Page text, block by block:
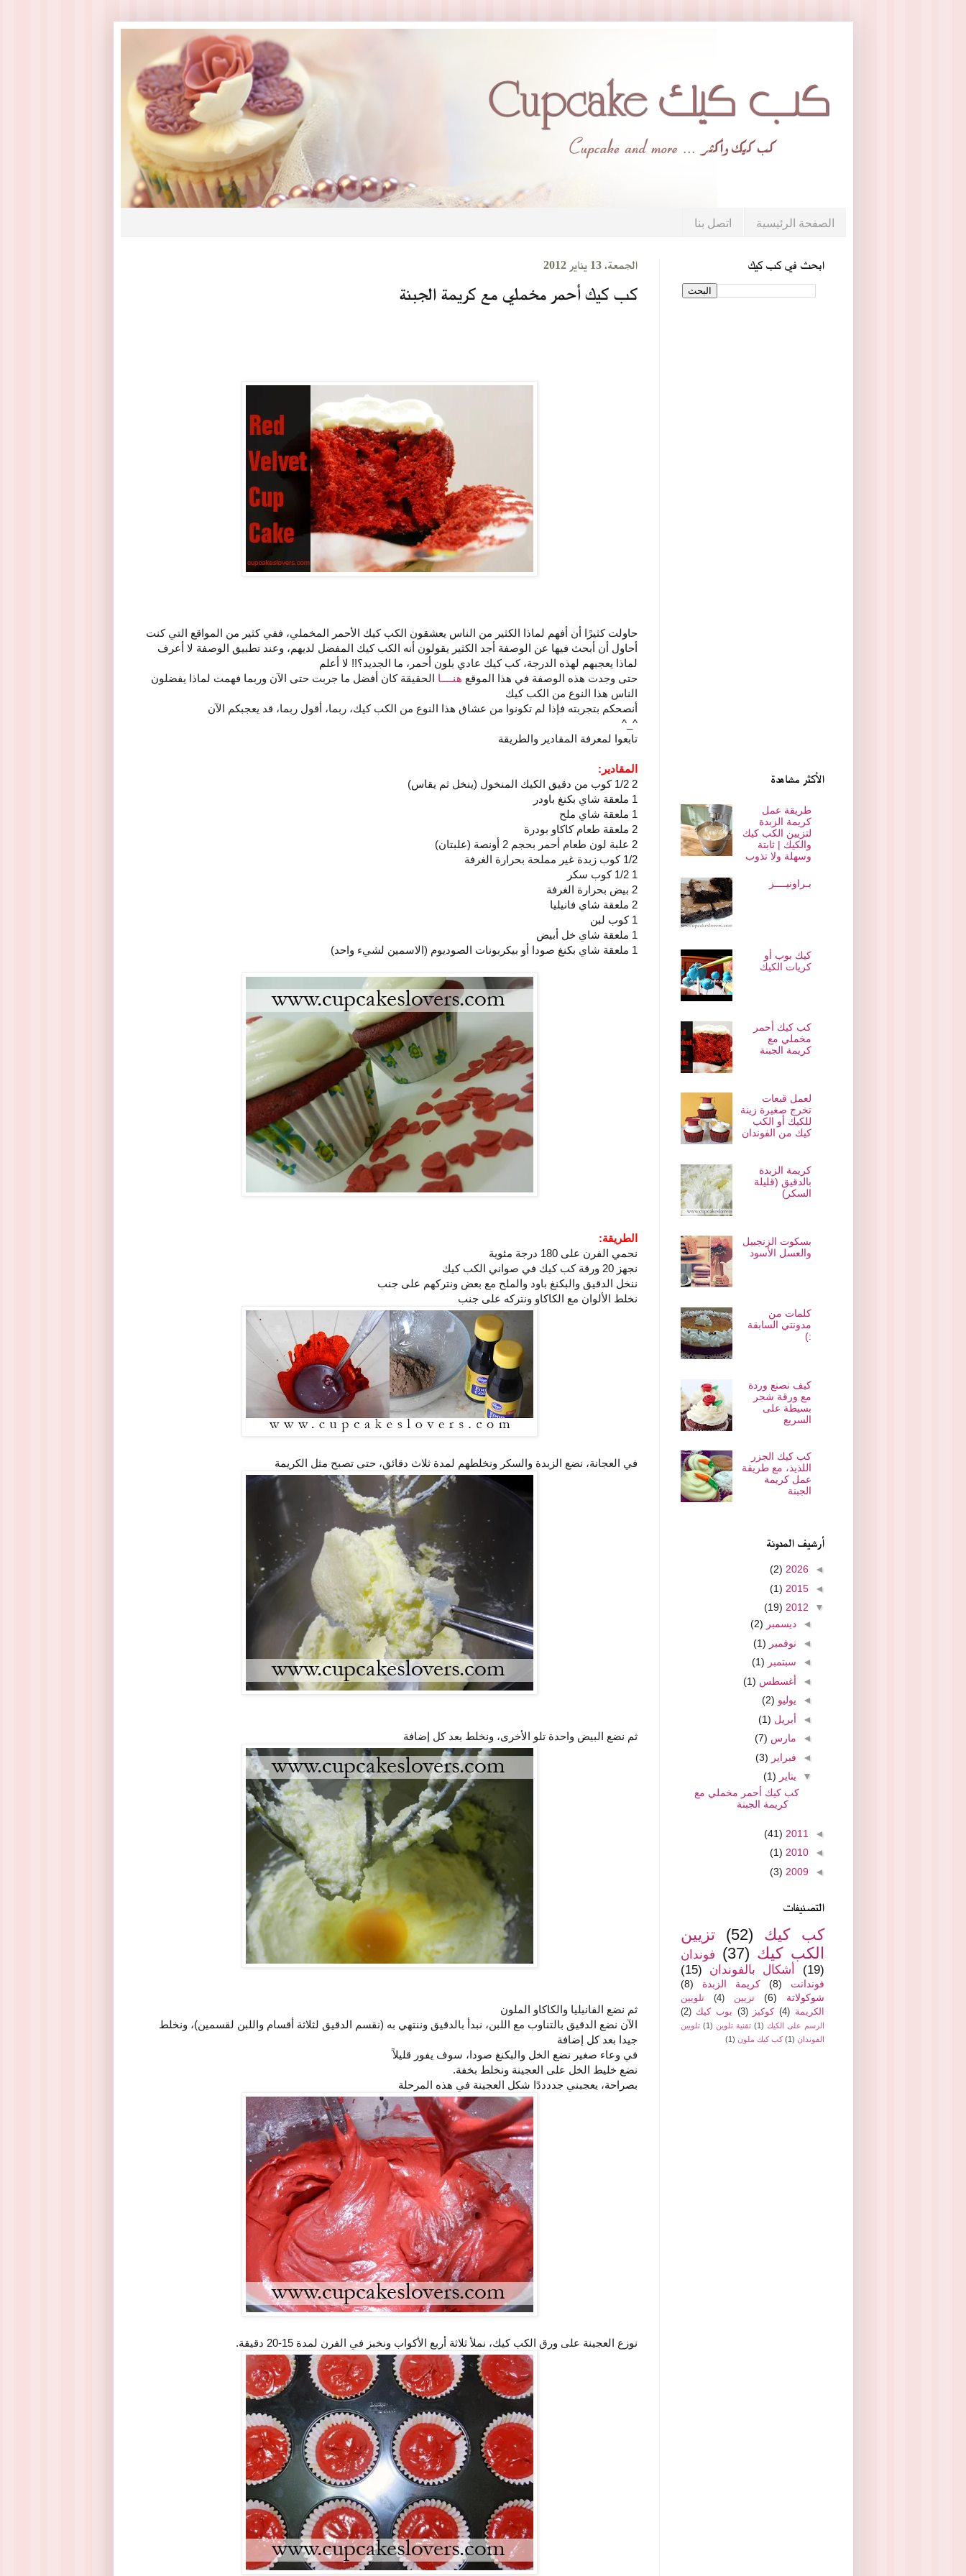
الصفحة الرئيسية اتصل بنا
الجمعة، 13 يناير 2012
كب كيك أحمر مخملي مع كريمة الجبنة
حاولت كثيرًا أن أفهم لماذا الكثير من الناس يعشقون الكب كيك الأحمر المخملي، ففي كثير من المواقع التي كنت
أحاول أن أبحث فيها عن الوصفة أجد الكثير يقولون أنه الكب كيك المفضل لديهم، وعند تطبيق الوصفة لا أعرف
لماذا يعجبهم لهذه الدرجة، كب كيك عادي بلون أحمر، ما الجديد؟!! لا أعلم
حتى وجدت هذه الوصفة في هذا الموقع هنــــا الحقيقة كان أفضل ما جربت حتى الآن وربما فهمت لماذا يفضلون
الناس هذا النوع من الكب كيك
أنصحكم بتجربته فإذا لم تكونوا من عشاق هذا النوع من الكب كيك، ربما، أقول ربما، قد يعجبكم الآن
^_^
تابعوا لمعرفة المقادير والطريقة
المقادير:
2 1/2 كوب من دقيق الكيك المنخول (ينخل ثم يقاس)
1 ملعقة شاي بكنغ باودر
1 ملعقة شاي ملح
2 ملعقة طعام كاكاو بودرة
2 علبة لون طعام أحمر بحجم 2 أونصة (علبتان)
1/2 كوب زبدة غير مملحة بحرارة الغرفة
1 1/2 كوب سكر
2 بيض بحرارة الغرفة
2 ملعقة شاي فانيليا
1 كوب لبن
1 ملعقة شاي خل أبيض
1 ملعقة شاي بكنغ صودا أو بيكربونات الصوديوم (الاسمين لشيء واحد)
الطريقة:
نحمي الفرن على 180 درجة مئوية
نجهز 20 ورقة كب كيك في صواني الكب كيك
ننخل الدقيق والبكنغ باود والملح مع بعض ونتركهم على جنب
نخلط الألوان مع الكاكاو ونتركه على جنب
في العجانة، نضع الزبدة والسكر ونخلطهم لمدة ثلاث دقائق، حتى تصبح مثل الكريمة
ثم نضع البيض واحدة تلو الأخرى، ونخلط بعد كل إضافة
ثم نضع الفانيليا والكاكاو الملون
الآن نضع الدقيق بالتناوب مع اللبن، نبدأ بالدقيق وننتهي به (نقسم الدقيق لثلاثة أقسام واللبن لقسمين)، ونخلط
جيدا بعد كل إضافة
في وعاء صغير نضع الخل والبكنغ صودا، سوف يفور قليلاً
نضع خليط الخل على العجينة ونخلط بخفة.
بصراحة، يعجبني جددددًا شكل العجينة في هذه المرحلة
نوزع العجينة على ورق الكب كيك، نملأ ثلاثة أربع الأكواب ونخبز في الفرن لمدة 15-20 دقيقة.
ابحث في كب كيك
الأكثر مشاهدة
طريقة عمل
كريمة الزبدة
لتزيين الكب كيك
والكيك | ثابتة
وسهلة ولا تذوب
بـراونيــــز
كيك بوب أو
كريات الكيك
كب كيك أحمر
مخملي مع
كريمة الجبنة
لعمل قبعات
تخرج صغيرة زينة
للكيك أو الكب
كيك من الفوندان
كريمة الزبدة
بالدقيق (قليلة
السكر)
بسكوت الزنجبيل
والعسل الأسود
كلمات من
مدونتي السابقة
:)
كيف نصنع وردة
مع ورقة شجر
بسيطة على
السريع
كب كيك الجزر
اللذيذ، مع طريقة
عمل كريمة
الجبنة
أرشيف المدونة
◄
2026
(2)
◄
2015
(1)
▼
2012
(19)
◄ديسمبر (2)
◄ نوفمبر (1)
◄ سبتمبر (1)
◄ أغسطس (1)
◄ يوليو (2)
◄ أبريل (1)
◄ مارس (7)
◄ فبراير (3)
▼ يناير (1)
كب كيك أحمر مخملي مع
كريمة الجبنة
◄
2011
(41)
◄
2010
(1)
◄
2009
(3)
التصنيفات
كب كيك (52)
تزيين
الكب كيك (37)
فوندان
(19)
أشكال بالفوندان (15)
فوندانت (8) كريمة الزبدة
(8)
شوكولاتة
(6) تزيين (4)
تلويين
الكريمة (4) كوكيز (3) بوب كيك (2)
الرسم على الكيك (1) تقنية تلوين (1) تلويين
الفوندان (1) كب كيك ملون (1)